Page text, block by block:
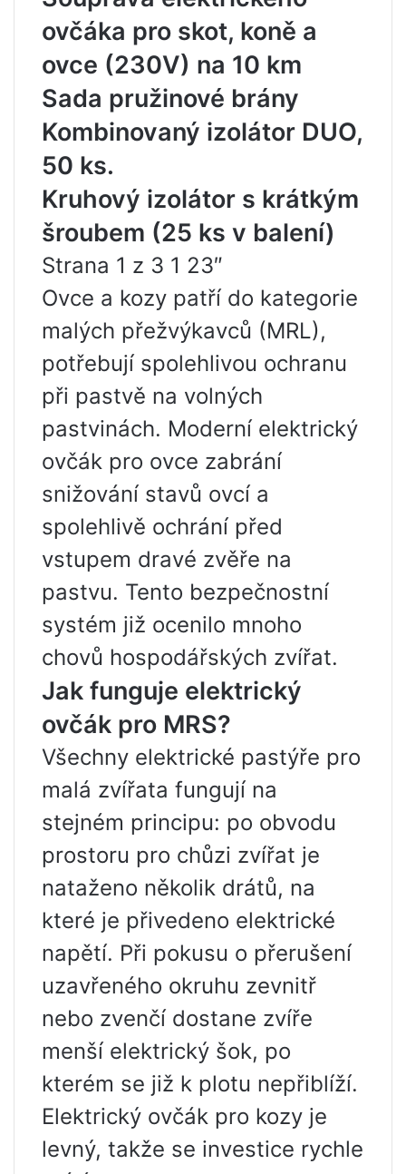
ovčáka pro skot, koně a
ovce (230V) na 10 km
Sada pružinové brány
Kombinovaný izolátor DUO,
50 ks.
Kruhový izolátor s krátkým
šroubem (25 ks v balení)
Strana 1 z 3 1 23″
Ovce a kozy patří do kategorie
malých přežvýkavců (MRL),
potřebují spolehlivou ochranu
při pastvě na volných
pastvinách. Moderní elektrický
ovčák pro ovce zabrání
snižování stavů ovcí a
spolehlivě ochrání před
vstupem dravé zvěře na
pastvu. Tento bezpečnostní
systém již ocenilo mnoho
chovů hospodářských zvířat.
Jak funguje elektrický
ovčák pro MRS?
Všechny elektrické pastýře pro
malá zvířata fungují na
stejném principu: po obvodu
prostoru pro chůzi zvířat je
nataženo několik drátů, na
které je přivedeno elektrické
napětí. Při pokusu o přerušení
uzavřeného okruhu zevnitř
nebo zvenčí dostane zvíře
menší elektrický šok, po
kterém se již k plotu nepřiblíží.
Elektrický ovčák pro kozy je
levný, takže se investice rychle